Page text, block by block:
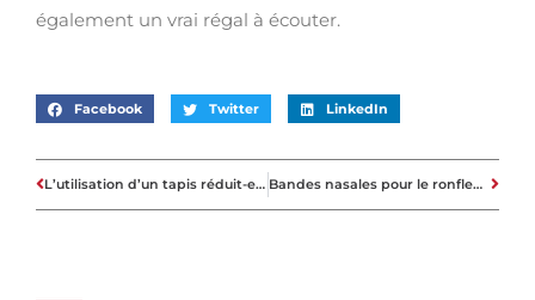
également un vrai régal à écouter.
Facebook Twitter LinkedIn
L’utilisation d’un tapis réduit-elle le bruit des chaises ? Bandes nasales pour le ronflement : sont-elles vraiment efficaces ?